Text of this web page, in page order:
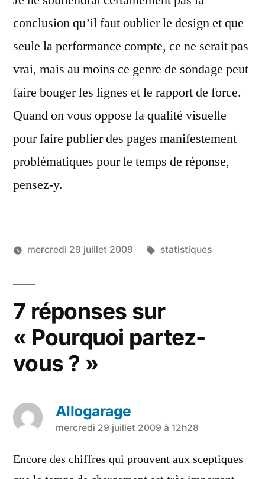
conclusion qu’il faut oublier le design et que
seule la performance compte, ce ne serait pas
vrai, mais au moins ce genre de sondage peut
faire bouger les lignes et le rapport de force.
Quand on vous oppose la qualité visuelle
pour faire publier des pages manifestement
problématiques pour le temps de réponse,
pensez-y.
mercredi 29 juillet 2009 Étiquettes :
statistiques
7 réponses sur
« Pourquoi partez-
vous ? »
Allogarage
a
dit :
mercredi 29 juillet 2009 à 12h28
Encore des chiffres qui prouvent aux sceptiques